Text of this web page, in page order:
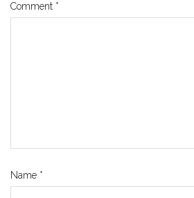
Comment *
Name *